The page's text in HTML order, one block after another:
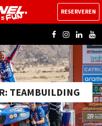
RESERVEREN
TEAMBUILDING